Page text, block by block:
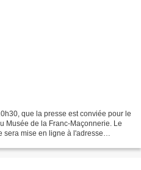
que la presse est conviée pour le
Musée de la Franc-Maçonnerie. Le
sera mise en ligne à l'adresse